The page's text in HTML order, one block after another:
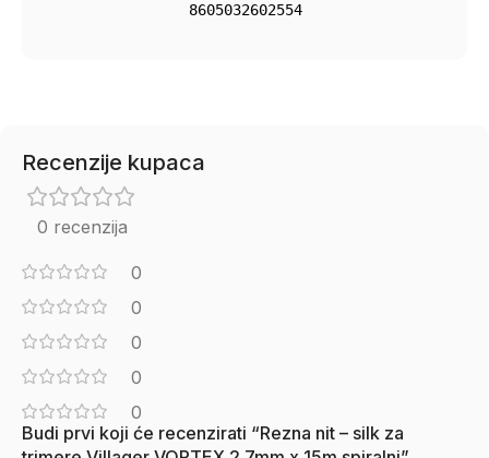
8605032602554
Recenzije kupaca
0 recenzija
0
0
0
0
0
Budi prvi koji će recenzirati “Rezna nit – silk za